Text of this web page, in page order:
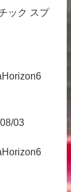
ック スプ
03